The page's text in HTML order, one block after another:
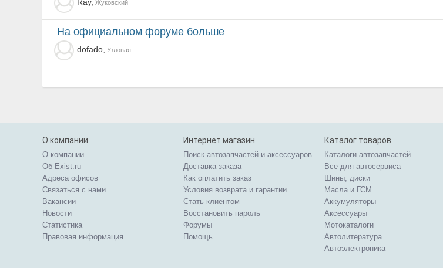
Жуковский
на официальном форуме больше
dofado, Узловая
О компании
О компании
Об Exist.ru
Адреса офисов
Связаться с нами
Вакансии
Новости
Статистика
Правовая информация
Интернет магазин
Поиск автозапчастей и аксессуаров
Доставка заказа
Как оплатить заказ
Условия возврата и гарантии
Стать клиентом
Восстановить пароль
Форумы
Помощь
Каталог товаров
Каталоги автозапчастей
Все для автосервиса
Шины, диски
Масла и ГСМ
Аккумуляторы
Аксессуары
Мотокаталоги
Автолитература
Автоэлектроника